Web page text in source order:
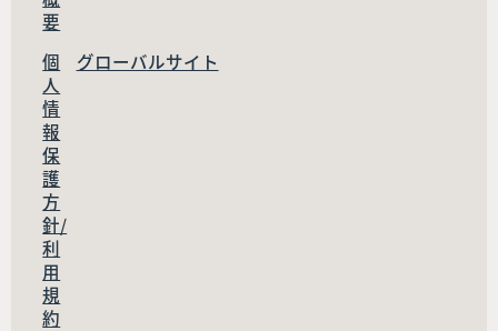
要
個
人
情
報
保
護
方
針/
利
用
規
約
グローバルサイト